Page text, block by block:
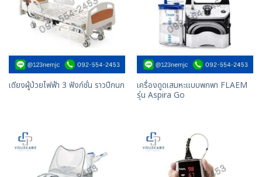
เตียงผู้ป่วยไฟฟ้า 3 ฟังก์ชั่น ราวปีกนก
เครื่องดูดเสมหะแบบพกพา FLAEM
รุ่น Aspira Go